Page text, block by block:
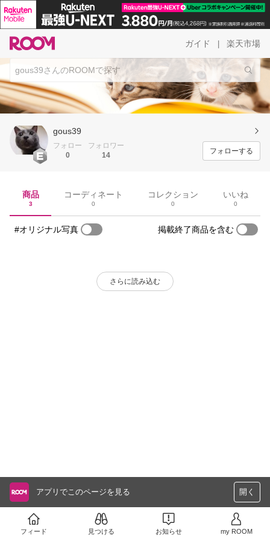
ガイド 楽天市場
gous39
フォロー
0
フォロワー
14
フォローする
商品
3
コーディネート
0
コレクション
0
いいね
0
#オリジナル写真 掲載終了商品を含む
さらに読み込む
アプリでこのページを見る 開く
フィード 見つける お知らせ my ROOM